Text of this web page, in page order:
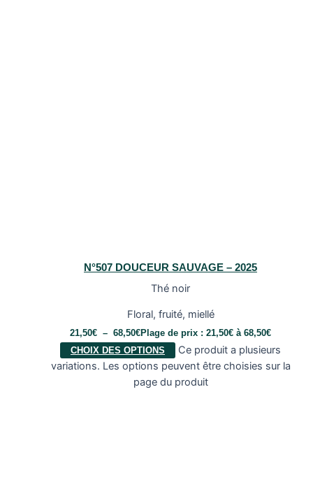
N°507 DOUCEUR SAUVAGE – 2025
Thé noir
Floral, fruité, miellé
21,50€ – 68,50€Plage de prix : 21,50€ à 68,50€
CHOIX DES OPTIONS
Ce produit a plusieurs
variations. Les options peuvent être choisies sur la
page du produit